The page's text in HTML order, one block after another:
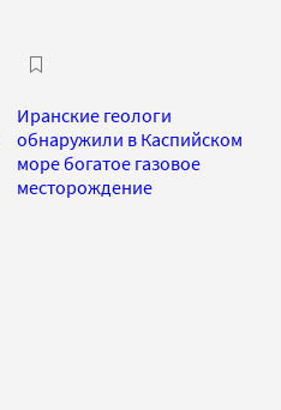
Иранские геологи
обнаружили в Каспийском
море богатое газовое
месторождение